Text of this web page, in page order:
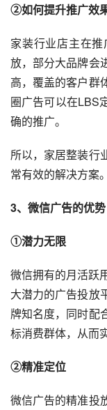
②如何提升推广效
家装行业店主在
放，部分大品牌会
高，覆盖的客户群
圈广告可以在LBS
确的推广。
所以，家居整装行
常有效的解决方案。
3、微信广告的优势
①潜力无限
微信拥有的月活跃
大潜力的广告投放
牌知名度，同时配
标消费群体，从而
②精准定位
微信广告的精准投